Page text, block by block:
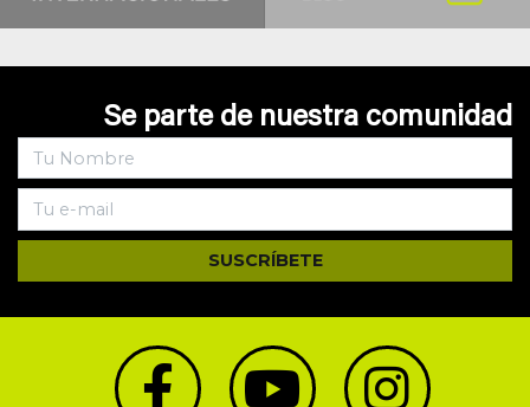
Se parte de nuestra comunidad
SUSCRÍBETE